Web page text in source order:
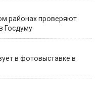
районах проверяют
Госдуму
в фотовыставке в